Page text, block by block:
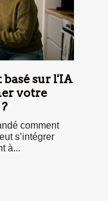
sur l'IA
votre
comment
s’intégrer
à...